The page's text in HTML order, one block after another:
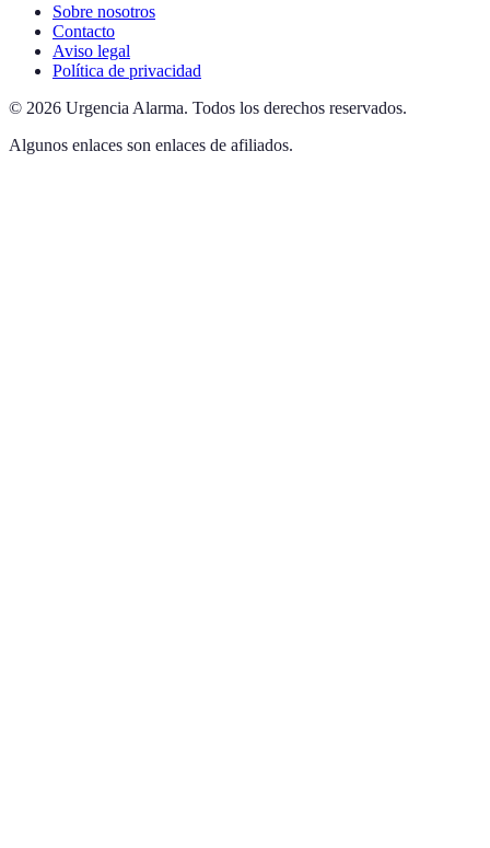
Sobre nosotros
Contacto
Aviso legal
Política de privacidad
© 2026 Urgencia Alarma. Todos los derechos reservados.
Algunos enlaces son enlaces de afiliados.